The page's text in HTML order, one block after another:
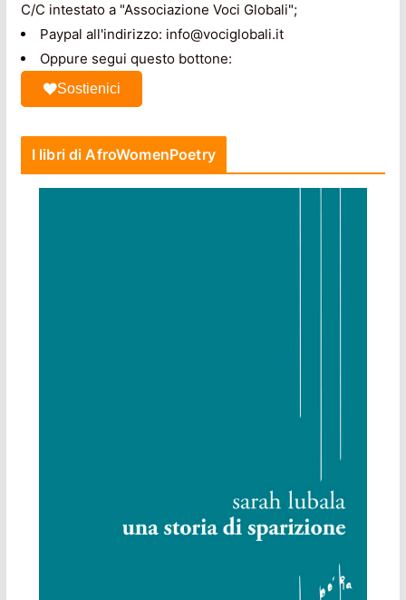
C/C intestato a "Associazione Voci Globali";
Paypal all'indirizzo: info@vociglobali.it
Oppure segui questo bottone:
Sostienici
I libri di AfroWomenPoetry